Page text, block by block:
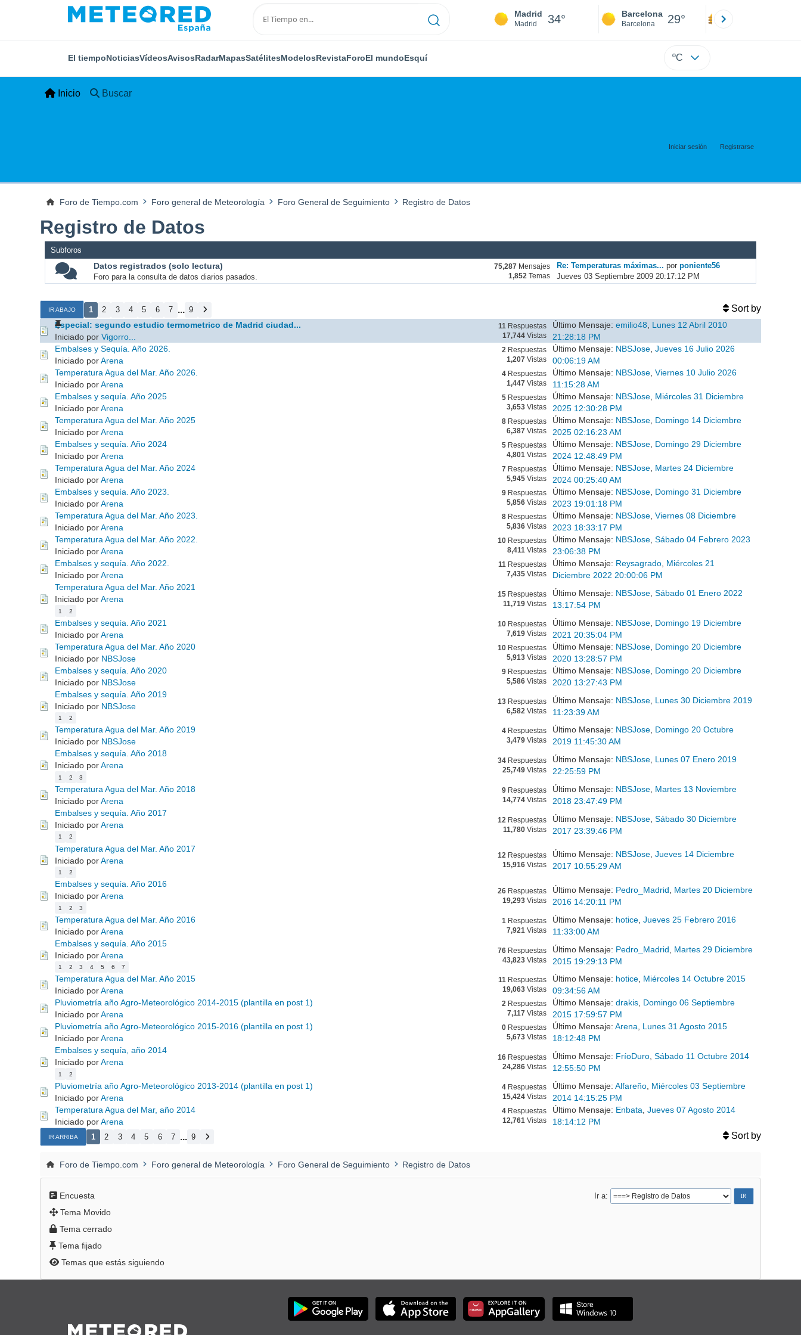
Madrid
Madrid 34° Barcelona
Barcelona 29°
El tiempoNoticiasVídeosAvisosRadarMapasSatélitesModelosRevistaForoEl mundoEsquí ºC
Inicio Buscar
Iniciar sesión Registrarse
Foro de Tiempo.com Foro general de Meteorología Foro General de Seguimiento Registro de Datos
Registro de Datos
Subforos
Datos registrados (solo lectura)
Foro para la consulta de datos diarios pasados.
75,287 Mensajes
1,852 Temas
Re: Temperaturas máximas... porponiente56
Jueves 03 Septiembre 2009 20:17:12 PM
IR ABAJO 1 2 3 4 5 6 7 ... 9 Sort by
Especial: segundo estudio termometrico de Madrid ciudad...
Iniciado por Vigorro...
11 Respuestas
17,744Vistas
Último Mensaje:emilio48, Lunes 12 Abril 2010
21:28:18 PM
Embalses y Sequía. Año 2026.
Iniciado porArena
2 Respuestas
1,207 Vistas
Último Mensaje: NBSJose,Jueves 16 Julio 2026
00:06:19 AM
Temperatura Agua del Mar. Año 2026.
Iniciado porArena
4Respuestas
1,447 Vistas
Último Mensaje: NBSJose,Viernes 10 Julio 2026
11:15:28 AM
Embalses y sequía. Año 2025
Iniciado porArena
5Respuestas
3,653Vistas
Último Mensaje: NBSJose, Miércoles 31 Diciembre
2025 12:30:28 PM
Temperatura Agua del Mar. Año 2025
Iniciado porArena
8Respuestas
6,387 Vistas
Último Mensaje: NBSJose, Domingo 14 Diciembre
2025 02:16:23 AM
Embalses y sequía. Año 2024
Iniciado porArena
5Respuestas
4,801 Vistas
Último Mensaje: NBSJose, Domingo 29 Diciembre
2024 12:48:49 PM
Temperatura Agua del Mar. Año 2024
Iniciado porArena
7 Respuestas
5,945Vistas
Último Mensaje: NBSJose, Martes 24 Diciembre
2024 00:25:40 AM
Embalses y sequía. Año 2023.
Iniciado porArena
9Respuestas
5,856Vistas
Último Mensaje: NBSJose, Domingo 31 Diciembre
2023 19:01:18 PM
Temperatura Agua del Mar. Año 2023.
Iniciado porArena
8Respuestas
5,836Vistas
Último Mensaje: NBSJose,Viernes 08 Diciembre
2023 18:33:17 PM
Temperatura Agua del Mar. Año 2022.
Iniciado porArena
10Respuestas
8,411 Vistas
Último Mensaje: NBSJose,Sábado 04 Febrero 2023
23:06:38 PM
Embalses y sequía. Año 2022.
Iniciado porArena
11 Respuestas
7,435Vistas
Último Mensaje: Reysagrado, Miércoles 21
Diciembre 2022 20:00:06 PM
Temperatura Agua del Mar. Año 2021
Iniciado porArena
1 2
15Respuestas
11,719Vistas
Último Mensaje: NBSJose ,Sábado 01 Enero 2022
13:17:54 PM
Embalses y sequía. Año 2021
Iniciado porArena
10Respuestas
7,619Vistas
Último Mensaje: NBSJose Domingo 19 Diciembre
2021 20:35:04 PM
Temperatura Agua del Mar. Año 2020
Iniciado por NBSJose
10Respuestas
5,913Vistas
Último Mensaje: NBSJose Domingo 20 Diciembre
2020 13:28:57 PM
Embalses y sequía. Año 2020
Iniciado por NBSJose
9Respuestas
5,586Vistas
Último Mensaje: NBSJose Domingo 20 Diciembre
2020 13:27:43 PM
Embalses y sequía. Año 2019
Iniciado por NBSJose
1 2
13Respuestas
6,582 Vistas
Último Mensaje: NBSJose Lunes 30 Diciembre 2019
11:23:39 AM
Temperatura Agua del Mar. Año 2019
Iniciado por NBSJose
4Respuestas
3,479Vistas
Último Mensaje: NBSJose, Domingo 20 Octubre
2019 11:45:30 AM
Embalses y sequía. Año 2018
Iniciado porArena
1 2 3
34Respuestas
25,749Vistas
Último Mensaje: NBSJose, Lunes 07 Enero 2019
22:25:59 PM
Temperatura Agua del Mar. Año 2018
Iniciado porArena
9Respuestas
14,774Vistas
Último Mensaje: NBSJose Martes 13 Noviembre
2018 23:47:49 PM
Embalses y sequía. Año 2017
Iniciado porArena
1 2
12 Respuestas
11,780Vistas
Último Mensaje: NBSJose ,Sábado 30 Diciembre
2017 23:39:46 PM
Temperatura Agua del Mar. Año 2017
Iniciado porArena
1 2
12Respuestas
15,916Vistas
Último Mensaje: NBSJose,Jueves 14 Diciembre
2017 10:55:29 AM
Embalses y sequía. Año 2016
Iniciado porArena
1 2 3
26Respuestas
19,293Vistas
Último Mensaje: Pedro_Madrid
Martes 20 Diciembre
2016 14:20:11 PM
Temperatura Agua del Mar. Año 2016
Iniciado porArena
1 Respuestas
7,921 Vistas
Último Mensaje: hotice ,Jueves 25 Febrero 2016
11:33:00 AM
Embalses y sequía. Año 2015
Iniciado porArena
1 2 3 4 5 6 7
76Respuestas
43,823Vistas
Último Mensaje: Pedro_Madrid
Martes 29 Diciembre
2015 19:29:13 PM
Temperatura Agua del Mar. Año 2015
Iniciado porArena
11 Respuestas
19,063Vistas
Último Mensaje: hotice, Miércoles 14 Octubre 2015
09:34:56 AM
Pluviometría año Agro-Meteorológico 2014-2015 (plantilla en post 1)
Iniciado porArena
2 Respuestas
7,117 Vistas
Último Mensaje:drakis, Domingo 06 Septiembre
2015 17:59:57 PM
Pluviometría año Agro-Meteorológico 2015-2016 (plantilla en post 1)
Iniciado porArena
0Respuestas
5,673Vistas
Último Mensaje:Arena, Lunes 31 Agosto 2015
18:12:48 PM
Embalses y sequía, año 2014
Iniciado porArena
1 2
16Respuestas
24,286Vistas
Último Mensaje: FríoDuro ,Sábado 11 Octubre 2014
12:55:50 PM
Pluviometría año Agro-Meteorológico 2013-2014 (plantilla en post 1)
Iniciado porArena
4Respuestas
15,424Vistas
Último Mensaje:Alfareño Miércoles 03 Septiembre
2014 14:15:25 PM
Temperatura Agua del Mar, año 2014
Iniciado porArena
4Respuestas
12,761 Vistas
Último Mensaje: Enbata ,Jueves 07 Agosto 2014
18:14:12 PM
IR ARRIBA 1 2 3 4 5 6 7 ... 9 Sort by
Foro de Tiempo.com Foro general de Meteorología Foro General de Seguimiento Registro de Datos
Ir a
Encuesta
Tema Movido
Tema cerrado
Tema fijado
Temas que estás siguiendo